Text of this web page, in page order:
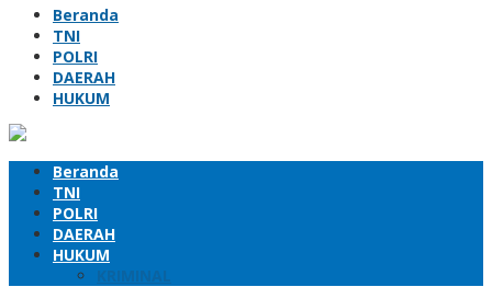
Beranda
TNI
POLRI
DAERAH
HUKUM
Beranda
TNI
POLRI
DAERAH
HUKUM
KRIMINAL